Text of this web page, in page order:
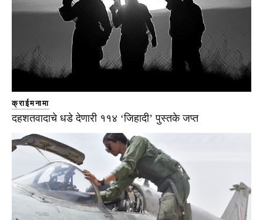
क्राईमनामा
दहशतवादाचे धडे देणारी ११४ ‘जिहादी’ पुस्तके जप्त